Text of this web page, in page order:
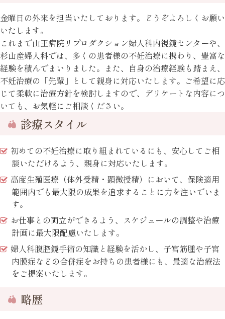
金曜日の外来を担当いたしております。どうぞよろしくお願い
いたします。
これまで山王病院リプロダクション婦人科内視鏡センターや、
杉山産婦人科では、多くの患者様の不妊治療に携わり、豊富な
経験を積んでまいりました。また、自身の治療経験も踏まえ、
不妊治療の「先輩」として親身に対応いたします。ご希望に応
じて柔軟に治療方針を検討しますので、デリケートな内容につ
いても、お気軽にご相談ください。
診療スタイル
初めての不妊治療に取り組まれているにも、安心してご相
談いただけるよう、親身に対応いたします。
高度生殖医療（体外受精・顕微授精）において、保険適用
範囲内でも最大限の成果を追求することに力を注いでいま
す。
お仕事との両立ができるよう、スケジュールの調整や治療
計画に最大限配慮いたします。
婦人科腹腔鏡手術の知識と経験を活かし、子宮筋腫や子宮
内膜症などの合併症をお持ちの患者様にも、最適な治療法
をご提案いたします。
略歴